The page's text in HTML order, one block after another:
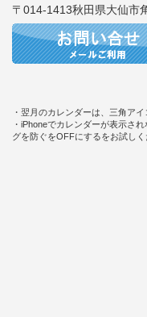
〒014-1413秋田県大仙
・翌月のカレンダーは、三角ア
・iPhoneでカレンダーが表示さ
グを防ぐをOFFにするをお試しく